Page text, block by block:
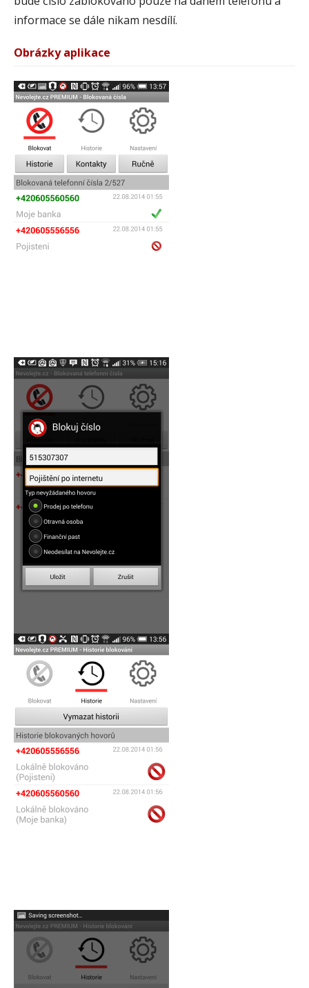
informace se dále nikam nesdílí.
Obrázky aplikace